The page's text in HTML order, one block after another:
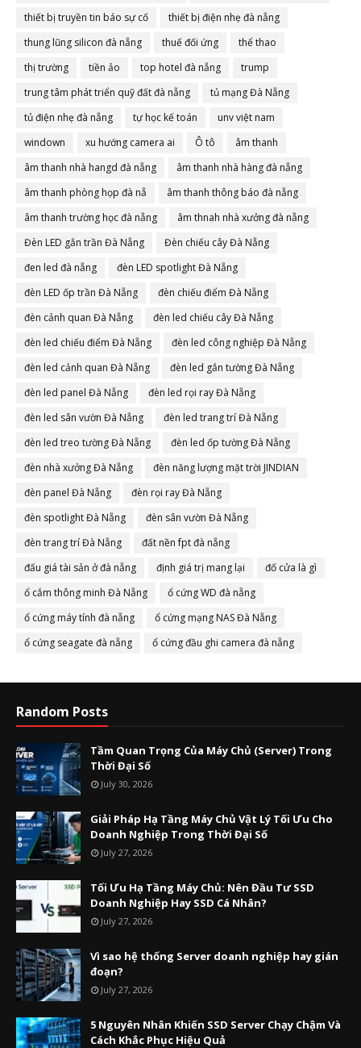
thiết bị truyền tin báo sự cố
thiết bị điện nhẹ đà nẵng
thung lũng silicon đà nẵng
thuế đối ứng
thể thao
thị trường
tiền ảo top hotel đà nẵng
trump
trung tâm phát triển quỹ đất đà nẵng
tủ mạng Đà Nẵng
tủ điện nhẹ đà nẵng
tự học kế toán
unv việt nam
windown
xu hướng camera ai Ô tô
âm thanh
âm thanh nhà hangd đà nẵng
âm thanh nhà hàng đà nẵng
âm thanh phòng họp đà nẵ
âm thanh thông báo đà nẵng
âm thanh trường học đà nẵng
âm thnah nhà xưởng đà nẵng
Đèn LED gắn trần Đà Nẵng
Đèn chiếu cây Đà Nẵng
đen led đà nẵng
đèn LED spotlight Đà Nẵng
đèn LED ốp trần Đà Nẵng
đèn chiếu điểm Đà Nẵng
đèn cảnh quan Đà Nẵng
đèn led chiếu cây Đà Nẵng
đèn led chiếu điểm Đà Nẵng
đèn led công nghiệp Đà Nẵng
đèn led cảnh quan Đà Nẵng
đèn led gắn tường Đà Nẵng
đèn led panel Đà Nẵng
đèn led rọi ray Đà Nẵng
đèn led sân vườn Đà Nẵng
đèn led trang trí Đà Nẵng
đèn led treo tường Đà Nẵng
đèn led ốp tường Đà Nẵng
đèn nhà xưởng Đà Nẵng
đèn năng lượng mặt trời JINDIAN
đèn panel Đà Nẵng
đèn rọi ray Đà Nẵng
đèn spotlight Đà Nẵng
đèn sân vườn Đà Nẵng
đèn trang trí Đà Nẵng
đất nền fpt đà nẵng
đấu giá tài sản ở đà nẵng
định giá trị mang lại
đố cửa là gì
ổ cắm thông minh Đà Nẵng
ổ cứng WD đà nẵng
ổ cứng máy tính đà nẵng
ổ cứng mạng NAS Đà Nẵng
ổ cứng seagate đà nẵng
ổ cứng đầu ghi camera đà nẵng
Random Posts
Tầm Quan Trọng Của Máy Chủ (Server) Trong
Thời Đại Số
July 30, 2026
Giải Pháp Hạ Tầng Máy Chủ Vật Lý Tối Ưu Cho
Doanh Nghiệp Trong Thời Đại Số
July 27, 2026
Tối Ưu Hạ Tầng Máy Chủ: Nên Đầu Tư SSD
Doanh Nghiệp Hay SSD Cá Nhân?
July 27, 2026
Vì sao hệ thống Server doanh nghiệp hay gián
đoạn?
July 27, 2026
5 Nguyên Nhân Khiến SSD Server Chạy Chậm Và
Cách Khắc Phục Hiệu Quả